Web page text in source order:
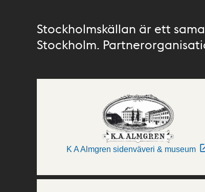
Stockholmskällan är ett
Stockholm.
K A Almgren sidenväveri & museum